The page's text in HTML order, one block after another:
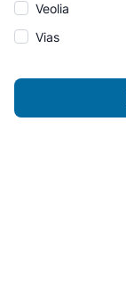
Veolia
Vias